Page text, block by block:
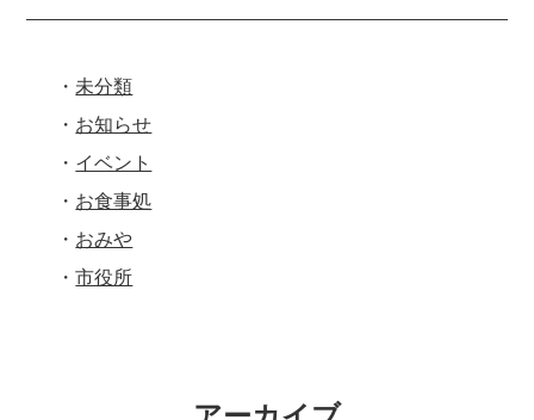
未分類
お知らせ
イベント
お食事処
おみや
市役所